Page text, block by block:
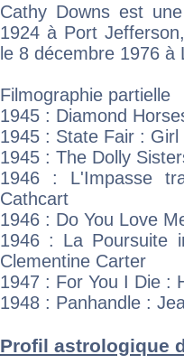
Cathy Downs est
1924 à Port
le 8 décembre 1976 à
Filmographie partielle
1945 : Diamond
1945 : State Fair :
1945 : The Dolly
1946 : L'Impasse
Cathcart
1946 : Do You Love
1946 : La Poursuite
Clementine Carter
1947 : For You I Die :
1948 : Panhandle :
Profil astrologique